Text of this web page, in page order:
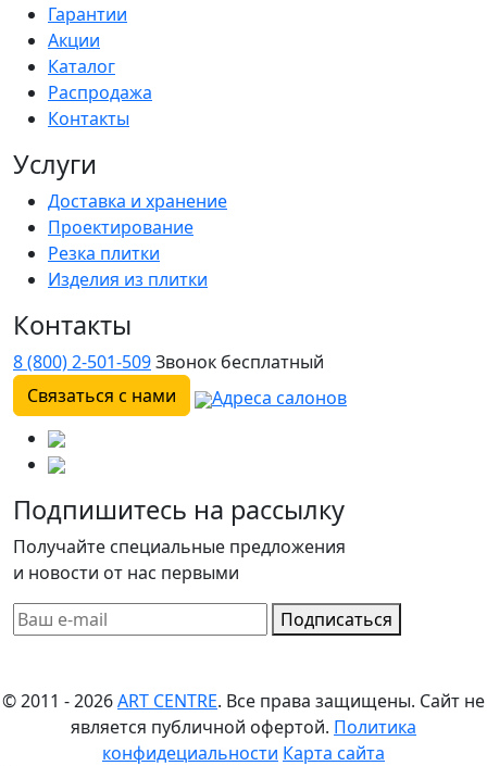
Гарантии
Акции
Каталог
Распродажа
Контакты
Услуги
Доставка и хранение
Проектирование
Резка плитки
Изделия из плитки
Контакты
8 (800) 2-501-509Звонок бесплатный
Связаться с нами
Адреса салонов
Подпишитесь на рассылку
Получайте специальные предложения
и новости от нас первыми
Подписаться
© 2011 - 2026ART CENTRE. Все права защищены. Сайт не
является публичной офертой. Политика
конфидециальности Карта сайта